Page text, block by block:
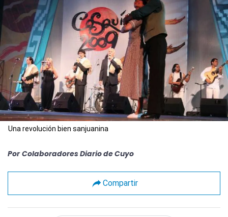
Una revolución bien sanjuanina
Por Colaboradores Diario de Cuyo
Compartir